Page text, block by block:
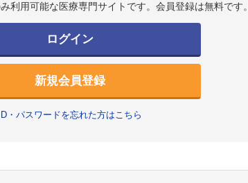
利用可能な医療専門サイトです。会員登録は無料です。
ログイン
新規会員登録
ID・パスワードを忘れた方はこちら